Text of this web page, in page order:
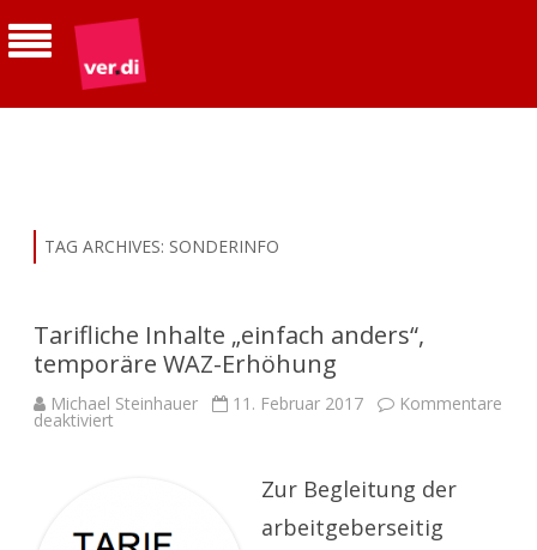
TAG ARCHIVES: SONDERINFO
Tarifliche Inhalte „einfach anders“,
temporäre WAZ-Erhöhung
Michael Steinhauer 11. Februar 2017 Kommentare
deaktiviert
Erhöhung
Zur Begleitung der
arbeitgeberseitig